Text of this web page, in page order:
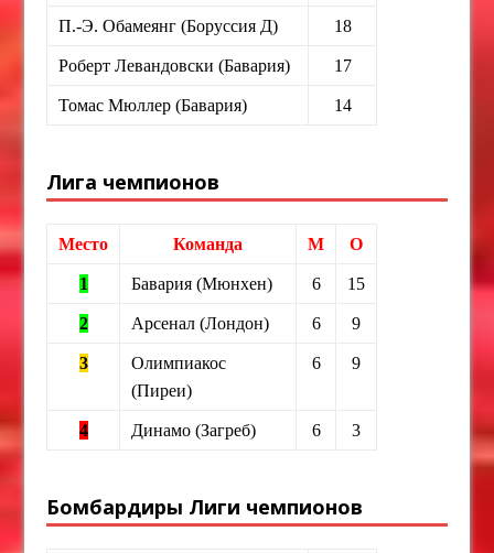
П.-Э. Обамеянг (Боруссия Д) 18
Роберт Левандовски (Бавария) 17
Томас Мюллер (Бавария) 14
Лига чемпионов
Место Команда М О
1 Бавария (Мюнхен) 6 15
2 Арсенал (Лондон) 6 9
3
Олимпиакос
(Пиреи)
6 9
4 Динамо (Загреб) 6 3
Бомбардиры Лиги чемпионов